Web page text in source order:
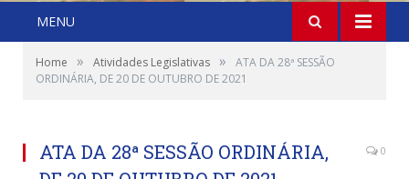
MENU
Home » Atividades Legislativas »
ATA DA 28ª SESSÃO
ORDINÁRIA, DE 20 DE OUTUBRO DE 2021
ATA DA 28ª SESSÃO ORDINÁRIA,
0